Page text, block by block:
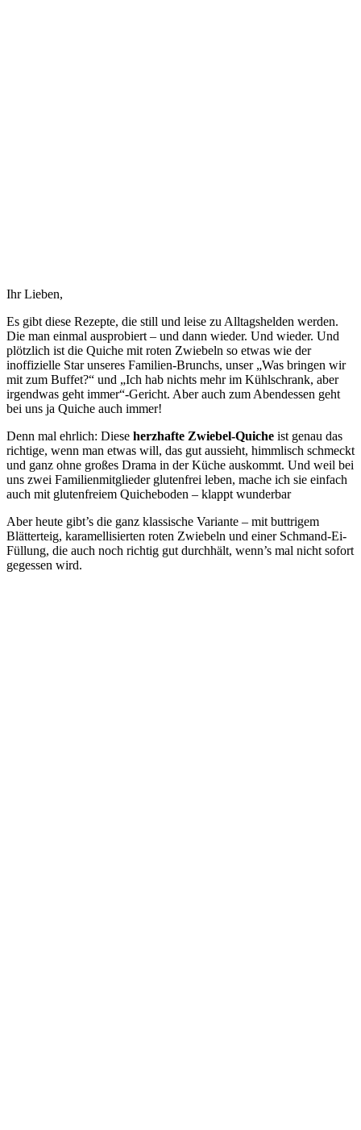
Ihr Lieben,
Es gibt diese Rezepte, die still und leise zu Alltagshelden werden.
Die man einmal ausprobiert – und dann wieder. Und wieder. Und
plötzlich ist die Quiche mit roten Zwiebeln so etwas wie der
inoffizielle Star unseres Familien-Brunchs, unser „Was bringen wir
mit zum Buffet?“ und „Ich hab nichts mehr im Kühlschrank, aber
irgendwas geht immer“-Gericht. Aber auch zum Abendessen geht
bei uns ja Quiche auch immer!
Denn mal ehrlich: Diese herzhafte Zwiebel-Quiche ist genau das
richtige, wenn man etwas will, das gut aussieht, himmlisch schmeckt
und ganz ohne großes Drama in der Küche auskommt. Und weil bei
uns zwei Familienmitglieder glutenfrei leben, mache ich sie einfach
auch mit glutenfreiem Quicheboden – klappt wunderbar
Aber heute gibt’s die ganz klassische Variante – mit buttrigem
Blätterteig, karamellisierten roten Zwiebeln und einer Schmand-Ei-
Füllung, die auch noch richtig gut durchhält, wenn’s mal nicht sofort
gegessen wird.